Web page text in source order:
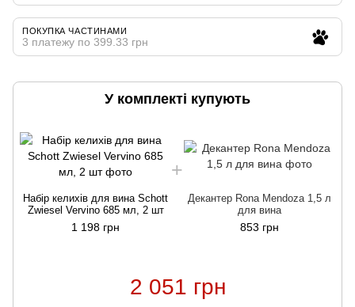
ПОКУПКА ЧАСТИНАМИ
3 платежу по 399.33 грн
У комплекті купують
Набір келихів для вина Schott
Zwiesel Vervino 685 мл, 2 шт
1 198 грн
Декантер Rona Mendoza 1,5 л
для вина
853 грн
2 051 грн